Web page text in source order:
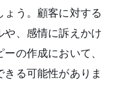
う。顧客に対する
や、感情に訴えかけ
の作成において、
る可能性がありま